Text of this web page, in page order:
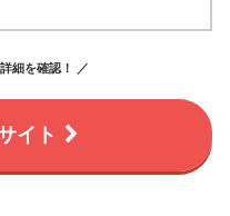
細を確認！ ／
イト